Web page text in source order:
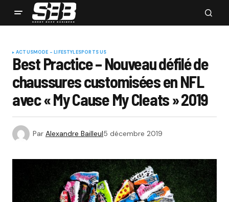
ACTUSMODE - LIFESTYLESPORTS US
Best Practice – Nouveau défilé de
chaussures customisées en NFL
avec « My Cause My Cleats » 2019
Par Alexandre Bailleul5 décembre 2019